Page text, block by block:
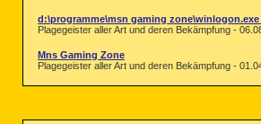
d:\programme\msn gaming
Plagegeister aller Art und deren Bekämpfung -
Mns Gaming Zone
Plagegeister aller Art und deren Bekämpfung -